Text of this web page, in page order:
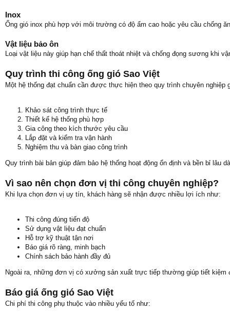
Inox
Ống gió inox phù hợp với môi trường có độ ẩm cao hoặc yêu cầu chống
Vật liệu bảo ôn
Loại vật liệu này giúp hạn chế thất thoát nhiệt và chống đọng sương khi
Quy trình thi công ống gió Sao Việt
Một hệ thống đạt chuẩn cần được thực hiện theo quy trình chuyên nghiệp
Khảo sát công trình thực tế
Thiết kế hệ thống phù hợp
Gia công theo kích thước yêu cầu
Lắp đặt và kiểm tra vận hành
Nghiệm thu và bàn giao công trình
Quy trình bài bản giúp đảm bảo hệ thống hoạt động ổn định và bền bỉ lâu
Vì sao nên chọn đơn vị thi công chuyên nghiệp?
Khi lựa chọn đơn vị uy tín, khách hàng sẽ nhận được nhiều lợi ích như:
Thi công đúng tiến độ
Sử dụng vật liệu đạt chuẩn
Hỗ trợ kỹ thuật tận nơi
Báo giá rõ ràng, minh bạch
Chính sách bảo hành đầy đủ
Ngoài ra, những đơn vị có xưởng sản xuất trực tiếp thường giúp tiết kiệm
Báo giá ống gió Sao Việt
Chi phí thi công phụ thuộc vào nhiều yếu tố như: